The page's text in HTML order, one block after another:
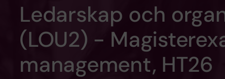
Ledarskap och
(LOU2) -
management, HT26